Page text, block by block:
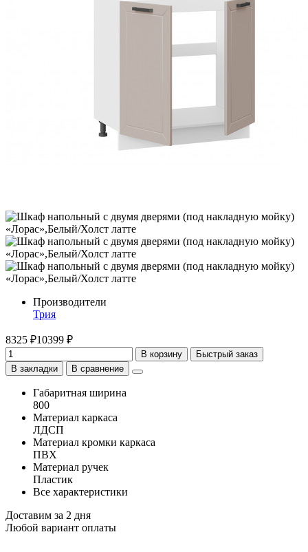
Производители
Трия
8325 ₽10399 ₽
В корзину
Быстрый заказ
В закладки
В сравнение
Габаритная ширина
800
Материал каркаса
ЛДСП
Материал кромки каркаса
ПВХ
Материал ручек
Пластик
Все характеристики
Доставим за 2 дня
Любой вариант оплаты